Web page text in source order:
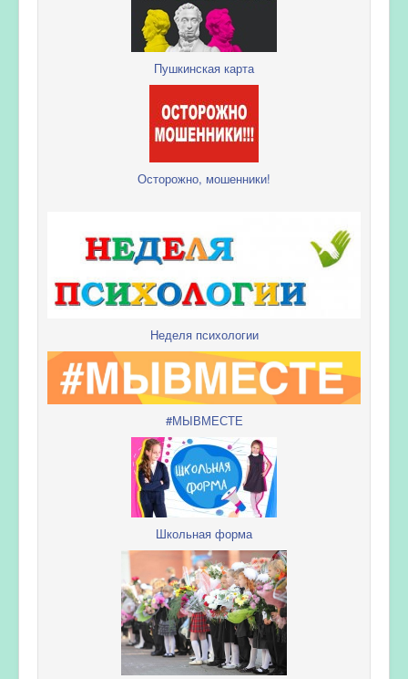
Пушкинская карта
Осторожно, мошенники!
Неделя психологии
#МЫВМЕСТЕ
Школьная форма